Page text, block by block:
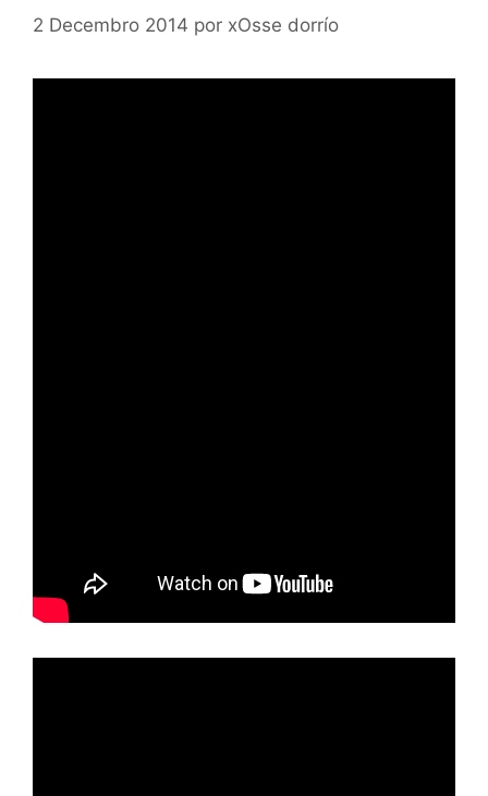
2 Decembro 2014 por xOsse dorrío